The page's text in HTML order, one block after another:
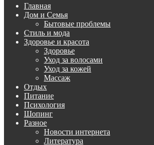
Главная
Дом и Семья
Бытовые проблемы
Стиль и мода
Здоровье и красота
Здоровье
Уход за волосами
Уход за кожей
Массаж
Отдых
Питание
Психология
Шопинг
Разное
Новости интернета
Литература